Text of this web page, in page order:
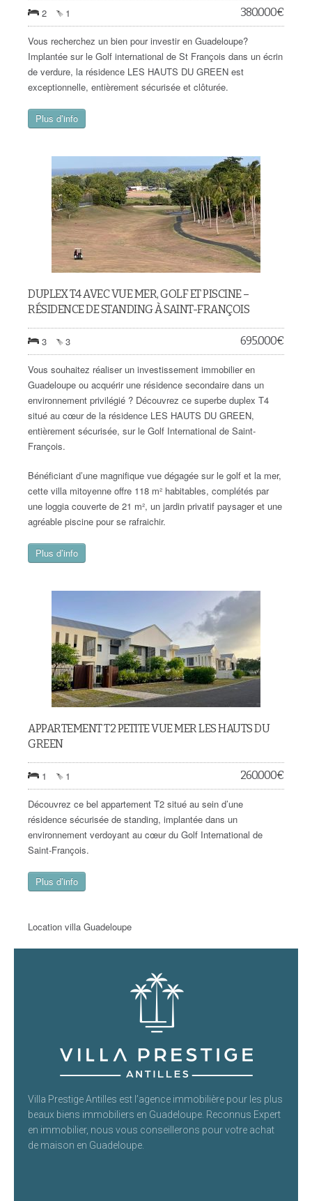
2 1 380.000€
Vous recherchez un bien pour investir en Guadeloupe?
Implantée sur le Golf international de St François dans un écrin
de verdure, la résidence LES HAUTS DU GREEN est
exceptionnelle, entièrement sécurisée et clôturée.
Plus d’info
DUPLEX T4 AVEC VUE MER, GOLF ET PISCINE –
RÉSIDENCE DE STANDING À SAINT-FRANÇOIS
3 3 695.000€
Vous souhaitez réaliser un investissement immobilier en
Guadeloupe ou acquérir une résidence secondaire dans un
environnement privilégié ? Découvrez ce superbe duplex T4
situé au cœur de la résidence LES HAUTS DU GREEN,
entièrement sécurisée, sur le Golf International de Saint-
François.
Bénéficiant d’une magnifique vue dégagée sur le golf et la mer,
cette villa mitoyenne offre 118 m² habitables, complétés par
une loggia couverte de 21 m², un jardin privatif paysager et une
agréable piscine pour se rafraichir.
Plus d’info
APPARTEMENT T2 PETITE VUE MER LES HAUTS DU
GREEN
1 1 260.000€
Découvrez ce bel appartement T2 situé au sein d’une
résidence sécurisée de standing, implantée dans un
environnement verdoyant au cœur du Golf International de
Saint-François.
Plus d’info
Location villa Guadeloupe
Villa Prestige Antilles est l’agence immobilière pour les plus
beaux biens immobiliers en Guadeloupe. Reconnus Expert
en immobilier, nous vous conseillerons pour votre achat
de maison en Guadeloupe.